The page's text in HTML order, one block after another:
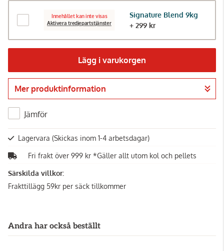
Innehållet kan inte visas
Aktivera tredjepartstjänster
Signature Blend 9kg
+ 299 kr
Lägg i varukorgen
Gå till kassan
Mer produktinformation
Jämför
Lagervara (Skickas inom 1-4 arbetsdagar)
Fri frakt över 999 kr *Gäller allt utom kol och pellets
Särskilda villkor:
Frakttillägg 59kr per säck tillkommer
Andra har också beställt